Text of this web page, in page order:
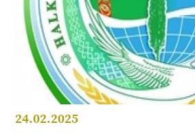
24.02.2025